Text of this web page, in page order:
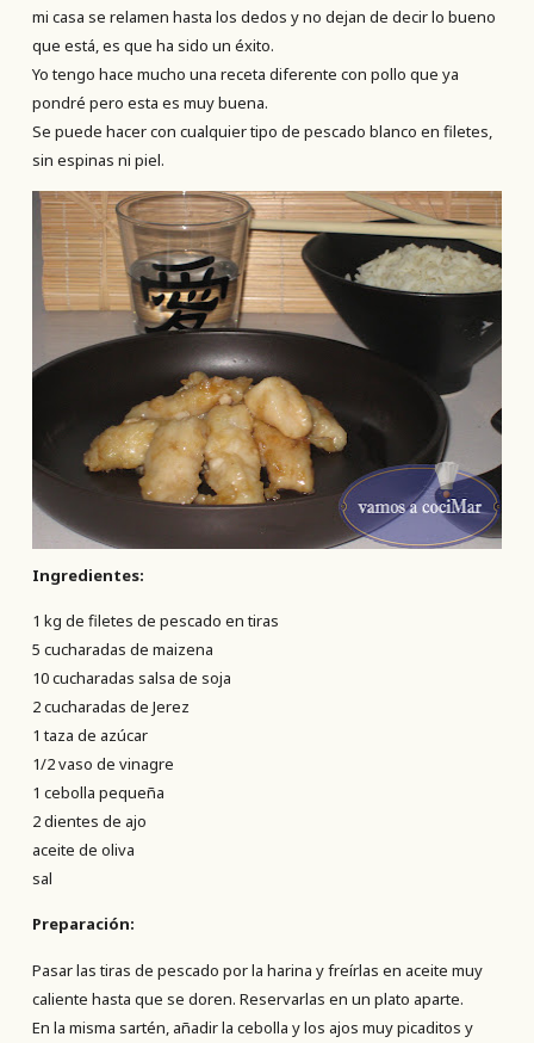
mi casa se relamen hasta los dedos y no dejan de decir lo bueno
que está, es que ha sido un éxito.
Yo tengo hace mucho una receta diferente con pollo que ya
pondré pero esta es muy buena.
Se puede hacer con cualquier tipo de pescado blanco en filetes,
sin espinas ni piel.
Ingredientes:
1 kg de filetes de pescado en tiras
5 cucharadas de maizena
10 cucharadas salsa de soja
2 cucharadas de Jerez
1 taza de azúcar
1/2 vaso de vinagre
1 cebolla pequeña
2 dientes de ajo
aceite de oliva
sal
Preparación:
Pasar las tiras de pescado por la harina y freírlas en aceite muy
caliente hasta que se doren. Reservarlas en un plato aparte.
En la misma sartén, añadir la cebolla y los ajos muy picaditos y